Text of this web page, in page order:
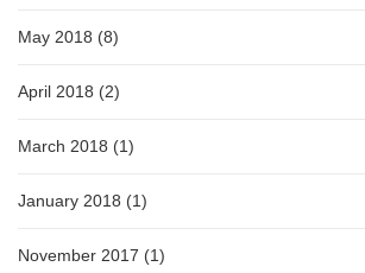
May 2018 (8)
April 2018 (2)
March 2018 (1)
January 2018 (1)
November 2017 (1)